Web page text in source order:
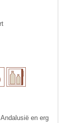
en erg